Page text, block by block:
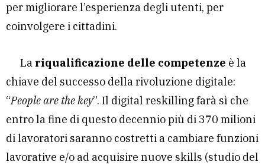
per migliorare l’esperienza degli utenti, per
coinvolgere i cittadini.
La riqualificazione delle competenze è la
chiave del successo della rivoluzione digitale:
“People are the key”. Il digital reskilling farà sì che
entro la fine di questo decennio più di 370 milioni
di lavoratori saranno costretti a cambiare funzioni
lavorative e/o ad acquisire nuove skills (studio del